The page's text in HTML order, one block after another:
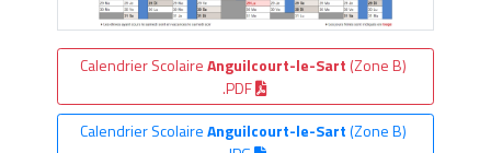
Calendrier ScolaireAnguilcourt-le-Sart (Zone B)
.PDF
Calendrier ScolaireAnguilcourt-le-Sart(Zone B)